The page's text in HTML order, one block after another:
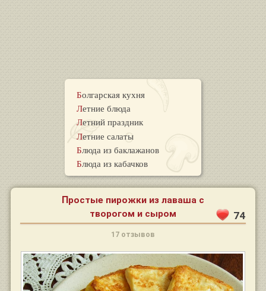
Болгарская кухня
Летние блюда
Летний праздник
Летние салаты
Блюда из баклажанов
Блюда из кабачков
Простые пирожки из лаваша с
творогом и сыром 74
17 отзывов